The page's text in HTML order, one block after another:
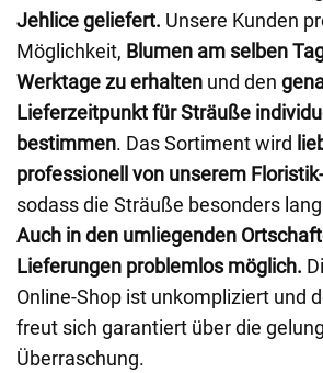
Jehlice geliefert. Unsere Kunden
Möglichkeit, Blumen am selben
Werktage zu erhalten und den
Lieferzeitpunkt für Sträuße
bestimmen. Das Sortiment wird
professionell von unserem
sodass die Sträuße besonders
Auch in den umliegenden
Lieferungen problemlos möglich.
Online-Shop ist unkompliziert und
freut sich garantiert über die
Überraschung.